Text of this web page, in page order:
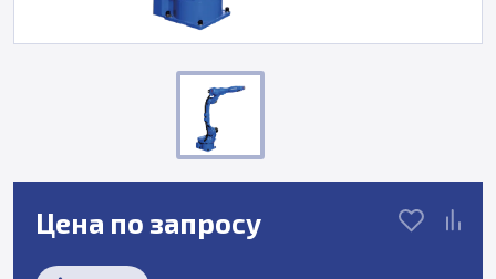
Цена по запросу